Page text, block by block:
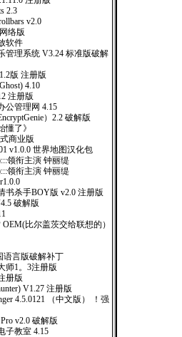
2.3
v2.0
络版
软件
管理系统 V3.24 标准版破解
版 注册版
4.10
注册版
公管理网 4.15
）2.2 破解版
懂了》
商业版
v1.0.0 世界地图汉化包
领衔主演 钟丽缇
领衔主演 钟丽缇
书杀手BOY版 v2.0 注册版
破解版
OEM(比尔盖茨交给联想的）
语言版破解补丁
师1。3注册版
册版
V1.27 注册版
4.5.0121 （中文版） ！强
v2.0 破解版
子教室 4.15